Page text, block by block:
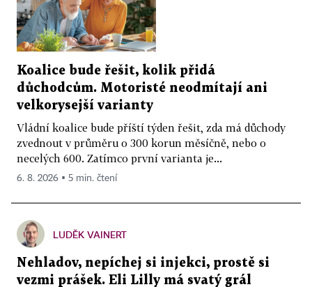
Koalice bude řešit, kolik přidá
důchodcům. Motoristé neodmítají ani
velkorysejší varianty
Vládní koalice bude příští týden řešit, zda má důchody
zvednout v průměru o 300 korun měsíčně, nebo o
necelých 600. Zatímco první varianta je...
6. 8. 2026 ▪ 5 min. čtení
LUDĚK VAINERT
Nehladov, nepíchej si injekci, prostě si
vezmi prášek. Eli Lilly má svatý grál